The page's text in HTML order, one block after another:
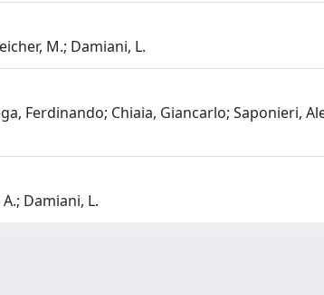
M.; Damiani, L.
Ferdinando; Chiaia, Giancarlo; Saponieri,
Damiani, L.